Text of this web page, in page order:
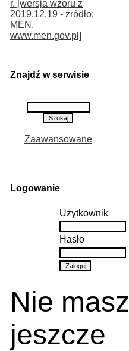
r. [wersja wzoru z
2019.12.19 - źródło:
MEN,
www.men.gov.pl]
Znajdź w serwisie
Zaawansowane
Logowanie
Użytkownik
Hasło
Nie masz
jeszcze